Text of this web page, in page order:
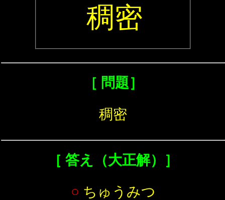
稠密
［ 問題］
稠密
［ 答え（大正解）］
○ ちゅうみつ